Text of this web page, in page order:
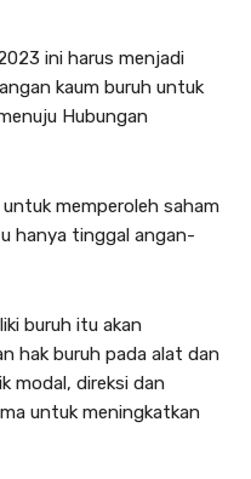
ini harus menjadi
kaum buruh untuk
Hubungan
memperoleh saham
hanya tinggal angan-
buruh itu akan
hak buruh pada alat dan
modal, direksi dan
untuk meningkatkan